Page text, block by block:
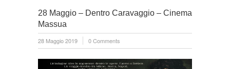
28 Maggio – Dentro Caravaggio – Cinema
Massua
28 Maggio 2019 0 Comments